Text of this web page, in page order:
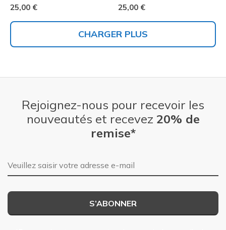
25,00 € 25,00 €
CHARGER PLUS
Rejoignez-nous pour recevoir les
nouveautés et recevez 20% de
remise*
Adresse e-mail
S’ABONNER